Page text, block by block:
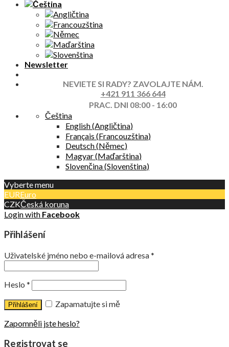
Newsletter
NEVIETE SI RADY? ZAVOLAJTE NÁM.
+421 911 366 644
PRAC. DNI 08:00 - 16:00
Čeština
English(Angličtina)
Français (Francouzština)
Deutsch(Němec)
Magyar(Maďarština)
Slovenčina(Slovenština)
Vyberte menu
EUREuro
CZKČeská koruna
Login with Facebook
Přihlášení
Uživatelské jméno nebo e-mailová adresa*
Heslo *
Zapamatujte si mě
Zapomněli jste heslo?
Registrovat se